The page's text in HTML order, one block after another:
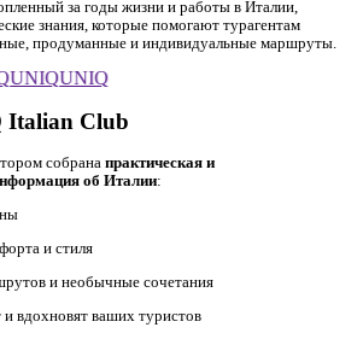
за годы жизни и работы в Италии,
знания, которые помогают турагентам
продуманные и индивидуальные маршруты.
UNIQUNIQ
Italian Club
собрана практическая и
об Италии:
и стиля
и необычные сочетания
и вдохновят ваших туристов